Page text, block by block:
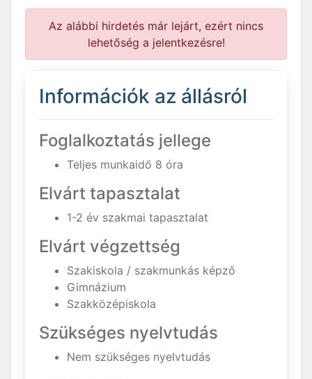
Az alábbi hirdetés már lejárt, ezért nincs
lehetőség a jelentkezésre!
Információk az állásról
Foglalkoztatás jellege
Teljes munkaidő 8 óra
Elvárt tapasztalat
1-2 év szakmai tapasztalat
Elvárt végzettség
Szakiskola / szakmunkás képző
Gimnázium
Szakközépiskola
Szükséges nyelvtudás
Nem szükséges nyelvtudás